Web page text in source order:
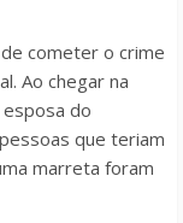
cometer o crime
Ao chegar na
do
que teriam
marreta foram